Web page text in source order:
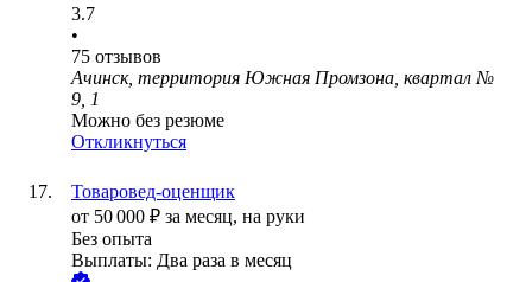
3.7
•
75 отзывов
Ачинск, территория Южная Промзона, квартал №
9, 1
Можно без резюме
Откликнуться
Товаровед-оценщик
от 50 000 ₽ за месяц, на руки
Без опыта
Выплаты: Два раза в месяц